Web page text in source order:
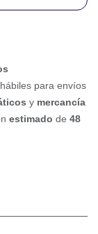
48hhábiles para
o paletizada,